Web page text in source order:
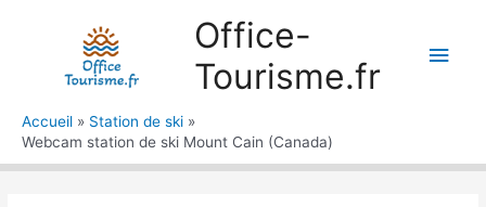
Office-
Tourisme.fr
Accueil
Station de ski
Webcam station de ski Mount Cain (Canada)